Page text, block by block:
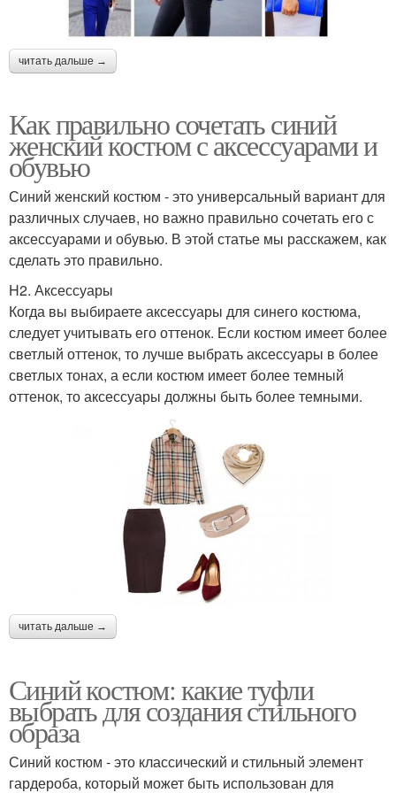
читать дальше →
Как правильно сочетать синий
женский костюм с аксессуарами и
обувью
Синий женский костюм - это универсальный вариант для
различных случаев, но важно правильно сочетать его с
аксессуарами и обувью. В этой статье мы расскажем, как
сделать это правильно.
H2. Аксессуары
Когда вы выбираете аксессуары для синего костюма,
следует учитывать его оттенок. Если костюм имеет более
светлый оттенок, то лучше выбрать аксессуары в более
светлых тонах, а если костюм имеет более темный
оттенок, то аксессуары должны быть более темными.
читать дальше →
Синий костюм: какие туфли
выбрать для создания стильного
образа
Синий костюм - это классический и стильный элемент
гардероба, который может быть использован для